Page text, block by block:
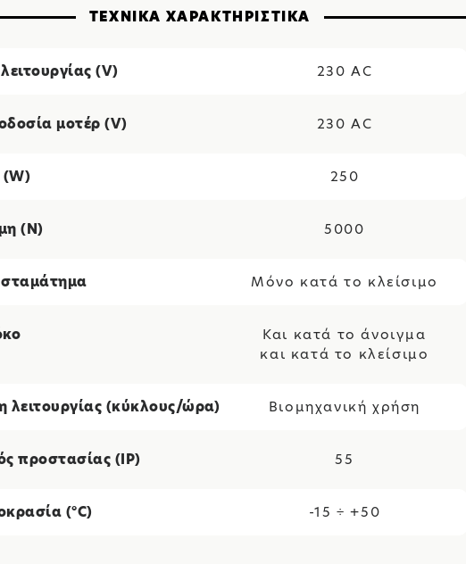
ΤΕΧΝΙΚΑ ΧΑΡΑΚΤΗΡΙΣΤΙΚΑ
(V) 230 AC
μοτέρ (V) 230 AC
(W) 250
(Ν) 5000
Μόνο κατά το κλείσιμο
Και κατά το άνοιγμα
και κατά το κλείσιμο
λειτουργίας (κύκλους/ώρα) Βιομηχανική χρήση
προστασίας (IP) 55
(°C) -15 ÷ +50